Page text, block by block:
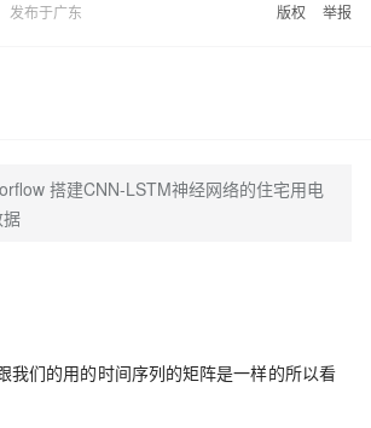
发布于广东 版权 举报
搭建CNN-LSTM神经网络的住宅用电
我们的用的时间序列的矩阵是一样的所以看